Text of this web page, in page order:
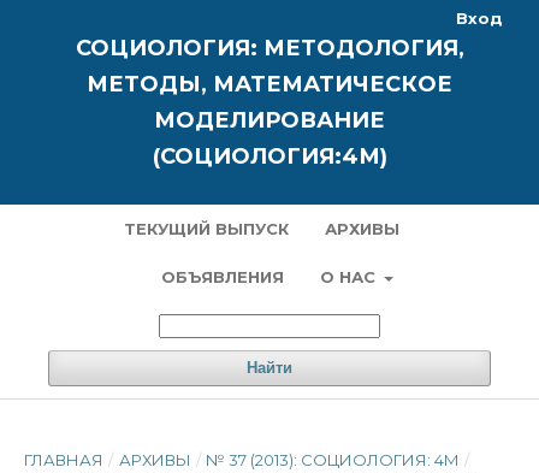
СОЦИОЛОГИЯ: МЕТОДОЛОГИЯ,
МЕТОДЫ, МАТЕМАТИЧЕСКОЕ
МОДЕЛИРОВАНИЕ
(СОЦИОЛОГИЯ:4М)
ТЕКУЩИЙ ВЫПУСК АРХИВЫ
ОБЪЯВЛЕНИЯ О НАС
Найти
Вход
ГЛАВНАЯ / АРХИВЫ / № 37 (2013): СОЦИОЛОГИЯ: 4М /